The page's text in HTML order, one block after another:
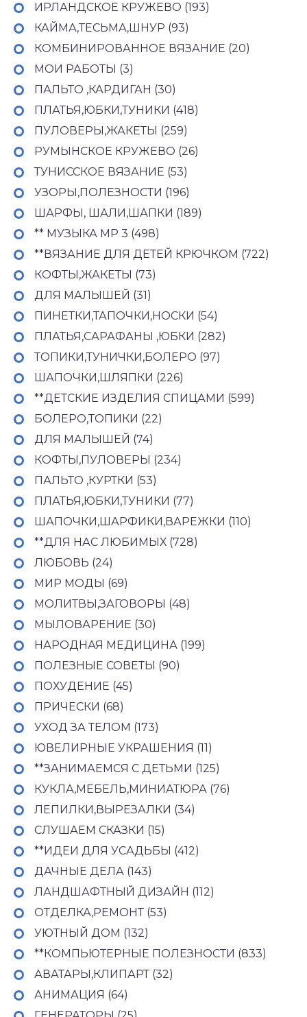
ИРЛАНДСКОЕ КРУЖЕВО (193)
КАЙМА,ТЕСЬМА,ШНУР (93)
КОМБИНИРОВАННОЕ ВЯЗАНИЕ (20)
МОИ РАБОТЫ (3)
ПАЛЬТО ,КАРДИГАН (30)
ПЛАТЬЯ,ЮБКИ,ТУНИКИ (418)
ПУЛОВЕРЫ,ЖАКЕТЫ (259)
РУМЫНСКОЕ КРУЖЕВО (26)
ТУНИССКОЕ ВЯЗАНИЕ (53)
УЗОРЫ,ПОЛЕЗНОСТИ (196)
ШАРФЫ, ШАЛИ,ШАПКИ (189)
** МУЗЫКА МР 3 (498)
**ВЯЗАНИЕ ДЛЯ ДЕТЕЙ КРЮЧКОМ (722)
КОФТЫ,ЖАКЕТЫ (73)
ДЛЯ МАЛЫШЕЙ (31)
ПИНЕТКИ,ТАПОЧКИ,НОСКИ (54)
ПЛАТЬЯ,САРАФАНЫ ,ЮБКИ (282)
ТОПИКИ,ТУНИЧКИ,БОЛЕРО (97)
ШАПОЧКИ,ШЛЯПКИ (226)
**ДЕТСКИЕ ИЗДЕЛИЯ СПИЦАМИ (599)
БОЛЕРО,ТОПИКИ (22)
ДЛЯ МАЛЫШЕЙ (74)
КОФТЫ,ПУЛОВЕРЫ (234)
ПАЛЬТО ,КУРТКИ (53)
ПЛАТЬЯ,ЮБКИ,ТУНИКИ (77)
ШАПОЧКИ,ШАРФИКИ,ВАРЕЖКИ (110)
**ДЛЯ НАС ЛЮБИМЫХ (728)
ЛЮБОВЬ (24)
МИР МОДЫ (69)
МОЛИТВЫ,ЗАГОВОРЫ (48)
МЫЛОВАРЕНИЕ (30)
НАРОДНАЯ МЕДИЦИНА (199)
ПОЛЕЗНЫЕ СОВЕТЫ (90)
ПОХУДЕНИЕ (45)
ПРИЧЕСКИ (68)
УХОД ЗА ТЕЛОМ (173)
ЮВЕЛИРНЫЕ УКРАШЕНИЯ (11)
**ЗАНИМАЕМСЯ С ДЕТЬМИ (125)
КУКЛА,МЕБЕЛЬ,МИНИАТЮРА (76)
ЛЕПИЛКИ,ВЫРЕЗАЛКИ (34)
СЛУШАЕМ СКАЗКИ (15)
**ИДЕИ ДЛЯ УСАДЬБЫ (412)
ДАЧНЫЕ ДЕЛА (143)
ЛАНДШАФТНЫЙ ДИЗАЙН (112)
ОТДЕЛКА,РЕМОНТ (53)
УЮТНЫЙ ДОМ (132)
**КОМПЬЮТЕРНЫЕ ПОЛЕЗНОСТИ (833)
АВАТАРЫ,КЛИПАРТ (32)
АНИМАЦИЯ (64)